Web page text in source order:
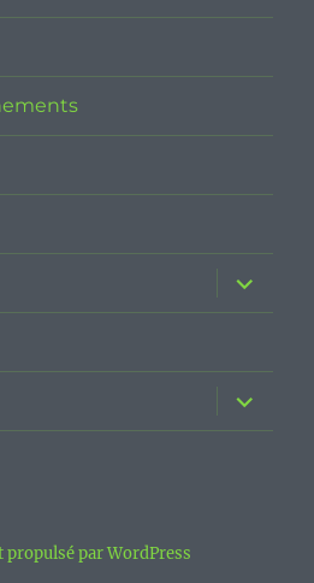
ouvrir
le
sous-
ouvrir
le
sous-
propulsé par WordPress